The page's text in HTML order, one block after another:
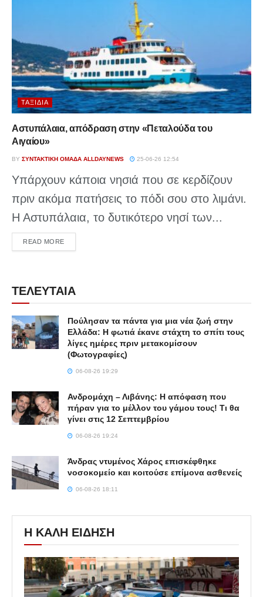
ΤΑΞΊΔΙΑ
Αστυπάλαια, απόδραση στην «Πεταλούδα του
Αιγαίου»
BY ΣΥΝΤΑΚΤΙΚΉ ΟΜΆΔΑ ALLDAYNEWS 25-06-26 12:54
Υπάρχουν κάποια νησιά που σε κερδίζουν
πριν ακόμα πατήσεις το πόδι σου στο λιμάνι.
Η Αστυπάλαια, το δυτικότερο νησί των...
READ MOREDETAILS
ΤΕΛΕΥΤΑΙΑ
Πούλησαν τα πάντα για μια νέα ζωή στην
Ελλάδα: Η φωτιά έκανε στάχτη το σπίτι τους
λίγες ημέρες πριν μετακομίσουν
(Φωτογραφίες)
06-08-26 19:29
Ανδρομάχη – Λιβάνης: Η απόφαση που
πήραν για το μέλλον του γάμου τους! Τι θα
γίνει στις 12 Σεπτεμβρίου
06-08-26 19:24
Άνδρας ντυμένος Χάρος επισκέφθηκε
νοσοκομείο και κοιτούσε επίμονα ασθενείς
06-08-26 18:11
Η ΚΑΛΗ ΕΙΔΗΣΗ